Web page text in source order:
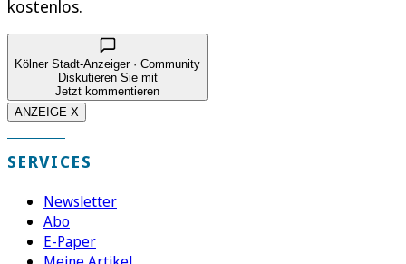
kostenlos.
Kölner Stadt-Anzeiger · Community
Diskutieren Sie mit
Jetzt kommentieren
ANZEIGE X
SERVICES
Newsletter
Abo
E-Paper